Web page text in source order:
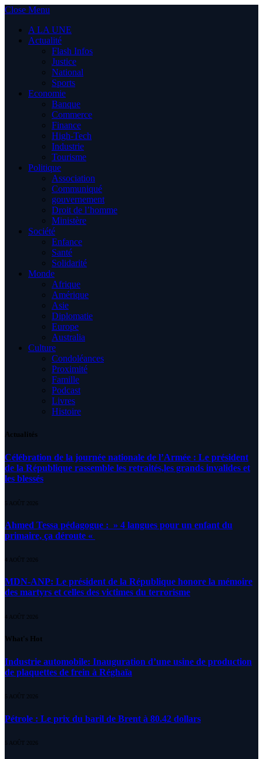
Close Menu
A LA UNE
Actualité
Flash Infos
Justice
National
Sports
Economie
Banque
Commerce
Finance
High-Tech
Industrie
Tourisme
Politique
Association
Communiqué
gouvernement
Droit de l’homme
Ministère
Société
Enfance
Santé
Solidarité
Monde
Afrique
Amérique
Asie
Diplomatie
Europe
Australia
Culture
Condoléances
Proximité
Famille
Podcast
Livres
Histoire
Actualités
Célébration de la journée nationale de l’Armée : Le président
de la République rassemble les retraités,les grands invalides et
les blessés
5 AOÛT 2026
Ahmed Tessa pédagogue : » 4 langues pour un enfant du
primaire, ça déroute «
4 AOÛT 2026
MDN-ANP: Le président de la République honore la mémoire
des martyrs et celles des victimes du terrorisme
4 AOÛT 2026
What's Hot
Industrie automobile: Inauguration d’une usine de production
de plaquettes de frein à Réghaïa
5 AOÛT 2026
Pétrole : Le prix du baril de Brent à 80.42 dollars
5 AOÛT 2026